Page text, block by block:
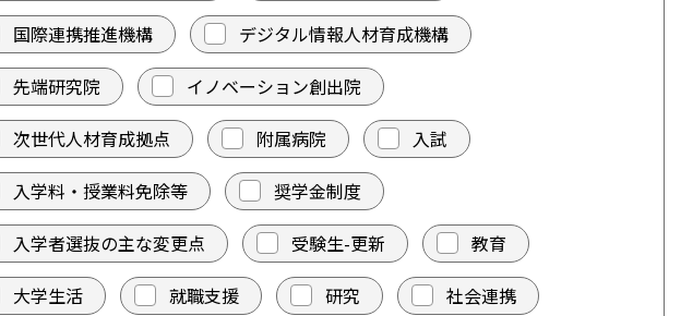
国際連携推進機構
デジタル情報人材育成機構
先端研究院
イノベーション創出院
次世代人材育成拠点
附属病院
入試
入学料・授業料免除等
奨学金制度
入学者選抜の主な変更点
受験生-更新
教育
大学生活
就職支援 研究
社会連携